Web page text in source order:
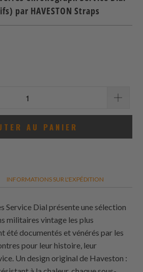
par HAVESTON Straps
AU PANIER
INFORMATIONS SUR L'EXPÉDITION
Service Dial présente une sélection
militaires vintage les plus
été documentés et vénérés par les
pour leur histoire, leur
Un design original de Haveston :